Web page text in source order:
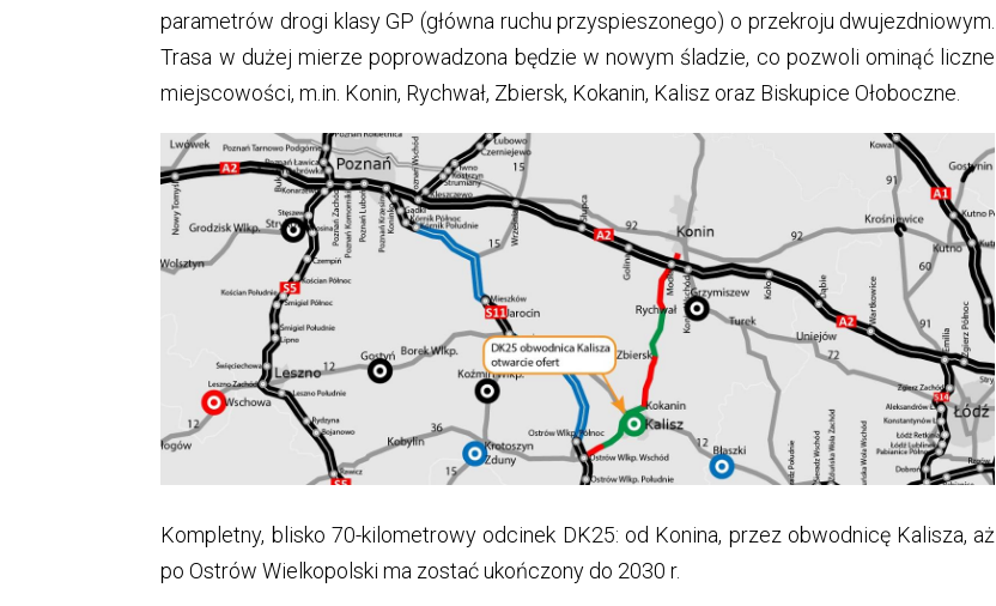
parametrów drogi klasy GP (główna ruchu przyspieszonego) o przekroju dwujezdniowym.
Trasa w dużej mierze poprowadzona będzie w nowym śladzie, co pozwoli ominąć liczne
miejscowości, m.in. Konin, Rychwał, Zbiersk, Kokanin, Kalisz oraz Biskupice Ołoboczne.
Kompletny, blisko 70-kilometrowy odcinek DK25: od Konina, przez obwodnicę Kalisza, aż
po Ostrów Wielkopolski ma zostać ukończony do 2030 r.